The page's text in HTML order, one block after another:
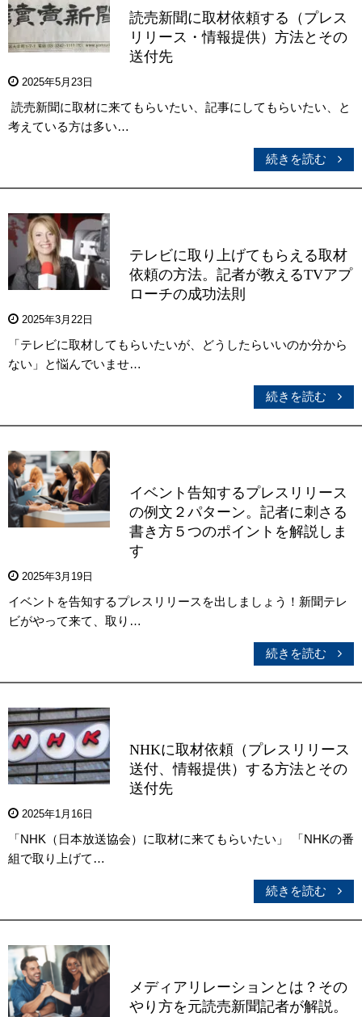
読売新聞に取材依頼する（プレス
リリース・情報提供）方法とその
送付先
2025年5月23日
読売新聞に取材に来てもらいたい、記事にしてもらいたい、と
考えている方は多い…
続きを読む
テレビに取り上げてもらえる取材
依頼の方法。記者が教えるTVアプ
ローチの成功法則
2025年3月22日
「テレビに取材してもらいたいが、どうしたらいいのか分から
ない」と悩んでいませ…
続きを読む
イベント告知するプレスリリース
の例文２パターン。記者に刺さる
書き方５つのポイントを解説しま
す
2025年3月19日
イベントを告知するプレスリリースを出しましょう！新聞テレ
ビがやって来て、取り…
続きを読む
NHKに取材依頼（プレスリリース
送付、情報提供）する方法とその
送付先
2025年1月16日
「NHK（日本放送協会）に取材に来てもらいたい」 「NHKの番
組で取り上げて…
続きを読む
メディアリレーションとは？その
やり方を元読売新聞記者が解説。